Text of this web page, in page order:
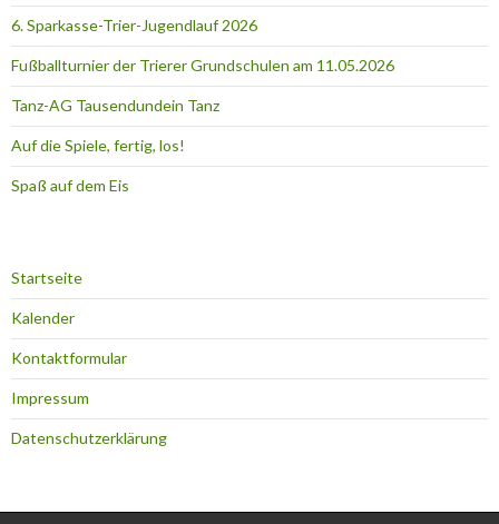
6. Sparkasse-Trier-Jugendlauf 2026
Fußballturnier der Trierer Grundschulen am 11.05.2026
Tanz-AG Tausendundein Tanz
Auf die Spiele, fertig, los!
Spaß auf dem Eis
Startseite
Kalender
Kontaktformular
Impressum
Datenschutzerklärung